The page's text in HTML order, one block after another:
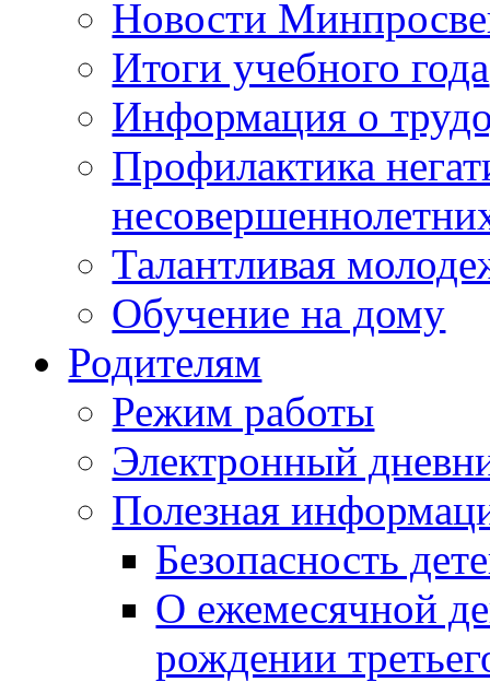
Новости
Итоги учебного года
Информация о
Профилактика
Талантливая
Обучение на дому
Родителям
Режим работы
Электронный
Полезная
Безопасность
О ежемесячной
рождении